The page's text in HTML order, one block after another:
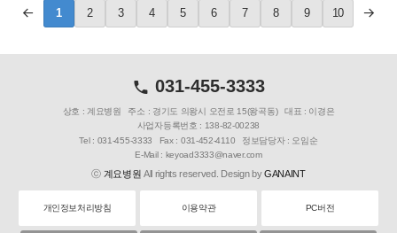
1 2 3 4 5 6 7 8 9 10
031-455-3333
상호 : 계요병원 주소 : 경기도 의왕시 오전로 15(왕곡동)
대표 : 이경은
사업자등록번호 : 138-82-00238
Tel : 031-455-3333
Fax : 031-452-4110
정보담당자 : 오임순
E-Mail : keyoad3333@naver.com
ⓒ 계요병원 All rights reserved. Design byGANAINT
개인정보처리방침 이용약관 PC버전